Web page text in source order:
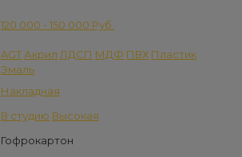
120 000 - 150 000 Руб.
AGT Акрил ЛДСП МДФ ПВХ Пластик
Эмаль
Накладная
В студию Высокая
Гофрокартон